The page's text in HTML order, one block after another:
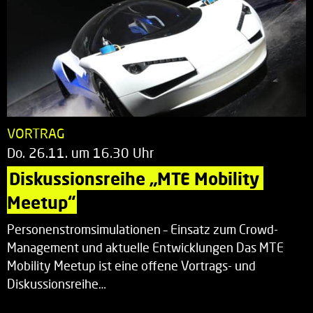
VORTRAG
Do. 26.11. um 16.30 Uhr
Diskussionsreihe „MTE Mobility
Meetup“
Personenstromsimulationen – Einsatz zum Crowd-
Management und aktuelle Entwicklungen Das MTE
Mobility Meetup ist eine offene Vortrags- und
Diskussionsreihe…